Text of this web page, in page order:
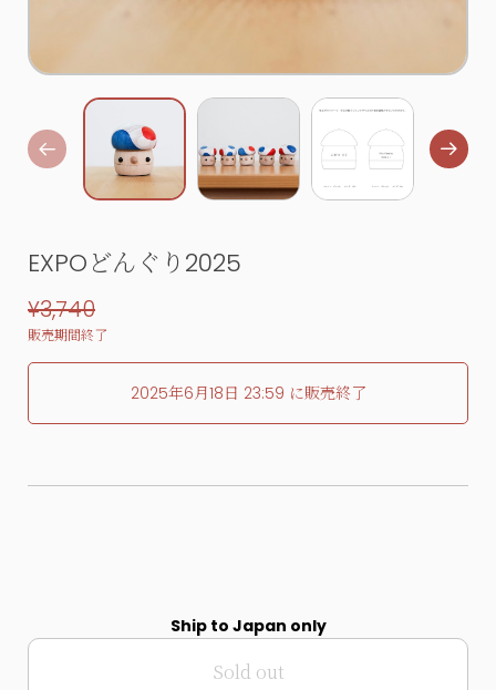
EXPOどんぐり2025
¥3,740
販売期間終了
2025年6月18日 23:59 に販売終了
Ship to Japan only
Sold out